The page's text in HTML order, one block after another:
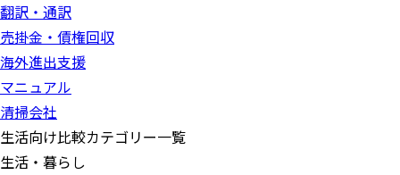
翻訳・通訳
売掛金・債権回収
海外進出支援
マニュアル
清掃会社
生活向け比較カテゴリー一覧
生活・暮らし